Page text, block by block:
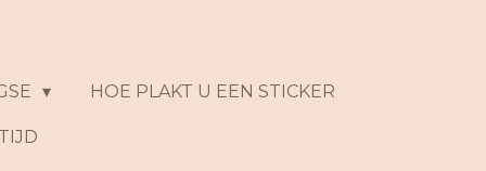
HOE PLAKT U EEN STICKER